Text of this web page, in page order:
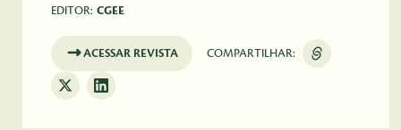
EDITOR: CGEE
ACESSAR REVISTA COMPARTILHAR: